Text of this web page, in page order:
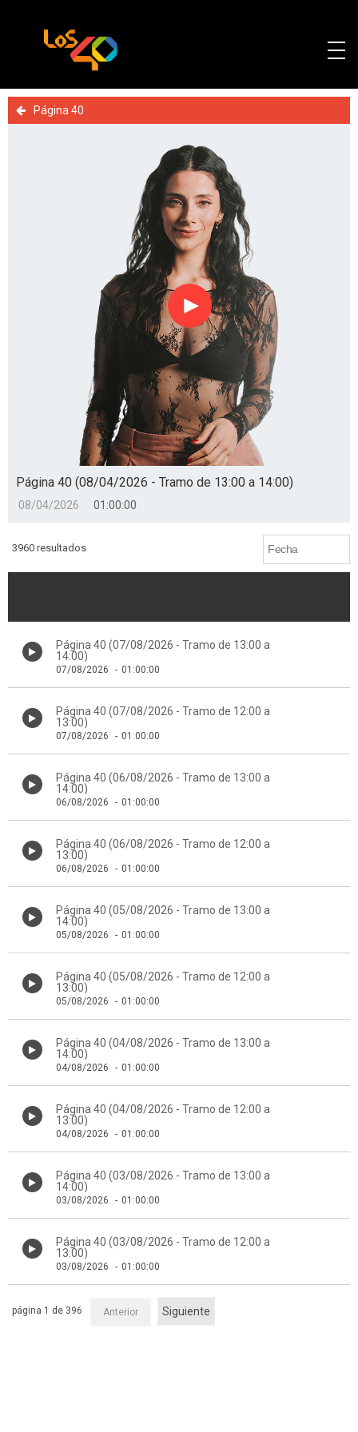
Página 40
Reproducir
Página 40 (08/04/2026 - Tramo de 13:00 a 14:00)
08/04/2026 01:00:00
3960 resultados
Página 40 (07/08/2026 - Tramo de 13:00 a
14:00)
07/08/2026 - 01:00:00
Página 40 (07/08/2026 - Tramo de 12:00 a
13:00)
07/08/2026 - 01:00:00
Página 40 (06/08/2026 - Tramo de 13:00 a
14:00)
06/08/2026 - 01:00:00
Página 40 (06/08/2026 - Tramo de 12:00 a
13:00)
06/08/2026 - 01:00:00
Página 40 (05/08/2026 - Tramo de 13:00 a
14:00)
05/08/2026 - 01:00:00
Página 40 (05/08/2026 - Tramo de 12:00 a
13:00)
05/08/2026 - 01:00:00
Página 40 (04/08/2026 - Tramo de 13:00 a
14:00)
04/08/2026 - 01:00:00
Página 40 (04/08/2026 - Tramo de 12:00 a
13:00)
04/08/2026 - 01:00:00
Página 40 (03/08/2026 - Tramo de 13:00 a
14:00)
03/08/2026 - 01:00:00
Página 40 (03/08/2026 - Tramo de 12:00 a
13:00)
03/08/2026 - 01:00:00
Anterior Siguiente
página 1 de 396